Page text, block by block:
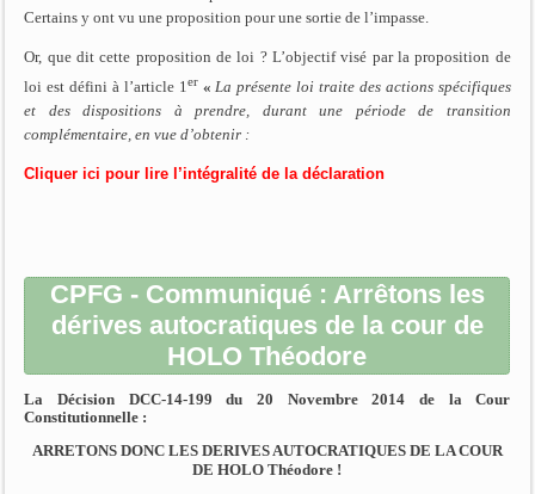
Certains y ont vu une proposition pour une sortie de l’impasse.
Or, que dit cette proposition de loi ? L’objectif visé par la proposition de
loi est défini à l’article 1er «La présente loi traite des actions spécifiques
et des dispositions à prendre, durant une période de transition
complémentaire, en vue d’obtenir :
Cliquer ici pour lire l’intégralité de la déclaration
CPFG - Communiqué : Arrêtons les
dérives autocratiques de la cour de
HOLO Théodore
La Décision DCC-14-199 du 20 Novembre 2014 de la Cour
Constitutionnelle :
ARRETONS DONC LES DERIVES AUTOCRATIQUES DE LA COUR
DE HOLO Théodore !